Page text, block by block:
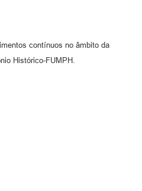
contínuos no âmbito da
Histórico-FUMPH.